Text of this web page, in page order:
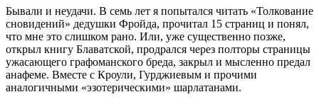
Бывали и неудачи. В семь лет я попытался читать «Толкование
сновидений» дедушки Фройда, прочитал 15 страниц и понял,
что мне это слишком рано. Или, уже существенно позже,
открыл книгу Блаватской, продрался через полторы страницы
ужасающего графоманского бреда, закрыл и мысленно предал
анафеме. Вместе с Кроули, Гурджиевым и прочими
аналогичными «эзотерическими» шарлатанами.